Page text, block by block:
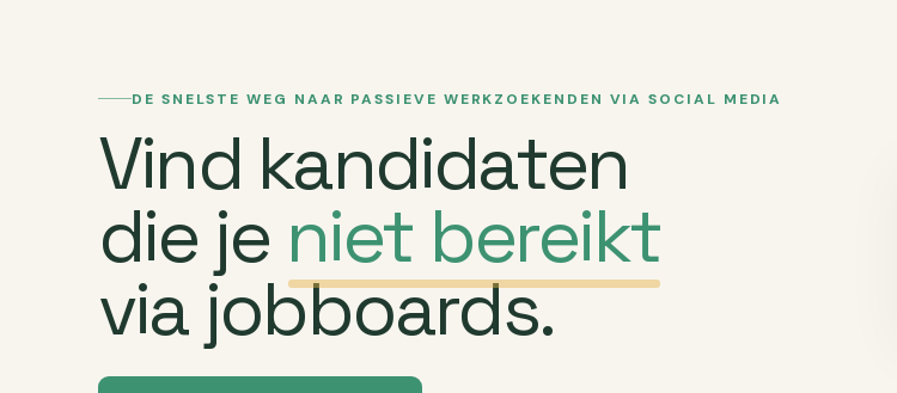
DE SNELSTE WEG NAAR PASSIEVE WERKZOEKENDEN VIA SOCIAL MEDIA
Vind kandidaten
die je niet bereikt
via jobboards.